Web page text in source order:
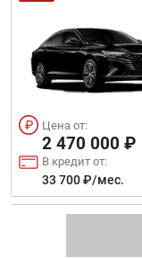
Цена от:
2 470 000 ₽
В кредит от:
33 700 ₽/мес.
DONGFENG